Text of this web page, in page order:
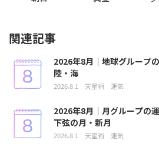
関連記事
2026年8月｜地球グループ
陸・海
2026.8.1 天星術 運気
2026年8月｜月グループの
下弦の月・新月
2026.8.1 天星術 運気